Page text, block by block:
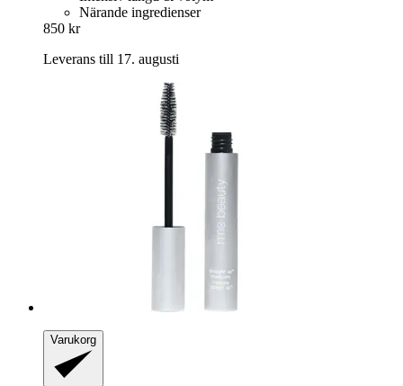
Närande ingredienser
850 kr
Leverans till 17. augusti
Varukorg